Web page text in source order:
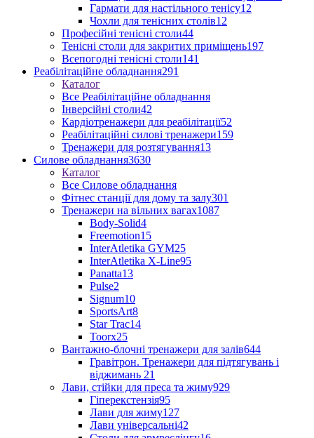
Гармати для настільного тенісу12
Чохли для тенісних столів12
Професійні тенісні столи44
Тенісні столи для закритих приміщень197
Всепогодні тенісні столи141
Реабілітаційне обладнання291
Каталог
Все Реабілітаційне обладнання
Інверсійні столи42
Кардіотренажери для реабілітації52
Реабілітаційні силові тренажери159
Тренажери для розтягування13
Силове обладнання3630
Каталог
Все Силове обладнання
Фітнес станції для дому та залу301
Тренажери на вільних вагах1087
Body-Solid4
Freemotion15
InterAtletika GYM25
InterAtletika X-Line95
Panatta13
Pulse2
Signum10
SportsArt8
Star Trac14
Toorx25
Вантажно-блочні тренажери для залів644
Гравітрон. Тренажери для підтягувань і
віджимань 21
Лави, стійки для преса та жиму929
Гіперекстензія95
Лави для жиму127
Лави універсальні42